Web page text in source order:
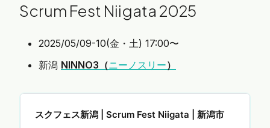
Scrum Fest Niigata 2025
2025/05/09-10(金・土) 17:00〜
新潟 NINNO3（ニーノスリー）
スクフェス新潟 | Scrum Fest Niigata | 新潟市